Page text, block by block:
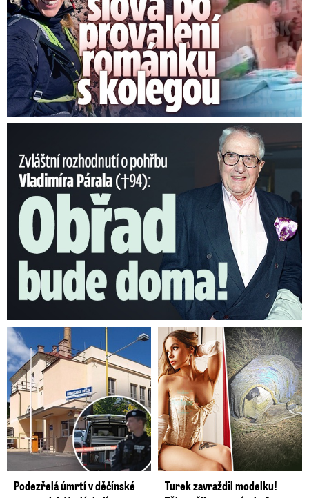
Nečekané rozhodnutí o pohřbu Párala (†94): Obřad bude doma!
Podezřelá úmrtí v děčínské
Turek zavraždil modelku!